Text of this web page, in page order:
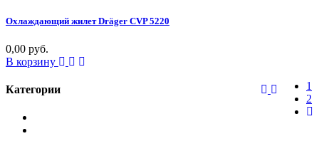
Охлаждающий жилет Dräger CVP 5220
0,00 руб.
В корзину
1
2
Категории